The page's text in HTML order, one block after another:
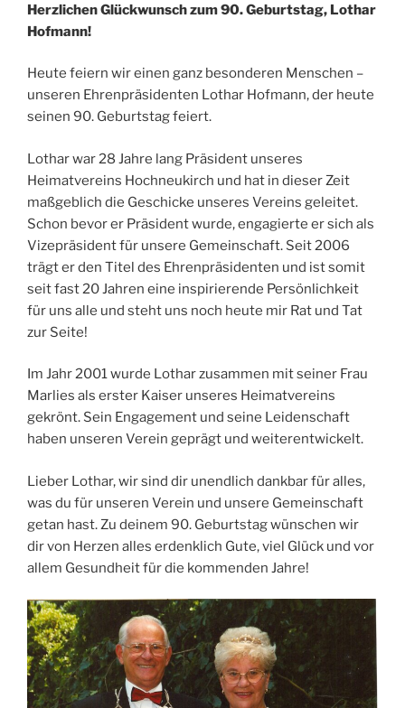
Herzlichen Glückwunsch zum 90. Geburtstag, Lothar
Hofmann!
Heute feiern wir einen ganz besonderen Menschen –
unseren Ehrenpräsidenten Lothar Hofmann, der heute
seinen 90. Geburtstag feiert.
Lothar war 28 Jahre lang Präsident unseres
Heimatvereins Hochneukirch und hat in dieser Zeit
maßgeblich die Geschicke unseres Vereins geleitet.
Schon bevor er Präsident wurde, engagierte er sich als
Vizepräsident für unsere Gemeinschaft. Seit 2006
trägt er den Titel des Ehrenpräsidenten und ist somit
seit fast 20 Jahren eine inspirierende Persönlichkeit
für uns alle und steht uns noch heute mir Rat und Tat
zur Seite!
Im Jahr 2001 wurde Lothar zusammen mit seiner Frau
Marlies als erster Kaiser unseres Heimatvereins
gekrönt. Sein Engagement und seine Leidenschaft
haben unseren Verein geprägt und weiterentwickelt.
Lieber Lothar, wir sind dir unendlich dankbar für alles,
was du für unseren Verein und unsere Gemeinschaft
getan hast. Zu deinem 90. Geburtstag wünschen wir
dir von Herzen alles erdenklich Gute, viel Glück und vor
allem Gesundheit für die kommenden Jahre!